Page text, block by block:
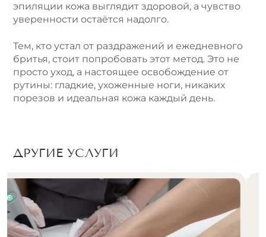
эпиляции кожа выглядит здоровой, а чувство
уверенности остаётся надолго.
Тем, кто устал от раздражений и ежедневного
бритья, стоит попробовать этот метод. Это не
просто уход, а настоящее освобождение от
рутины: гладкие, ухоженные ноги, никаких
порезов и идеальная кожа каждый день.
ДРУГИЕ УСЛУГИ